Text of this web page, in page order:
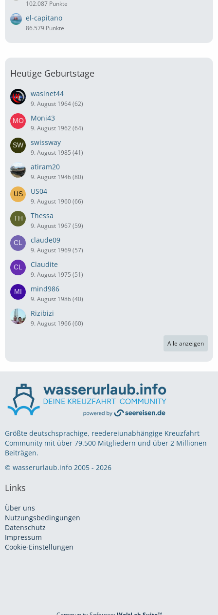
102.087 Punkte
el-capitano
86.579 Punkte
Heutige Geburtstage
wasinet44
9. August 1964 (62)
Moni43
9. August 1962 (64)
swissway
9. August 1985 (41)
atiram20
9. August 1946 (80)
US04
9. August 1960 (66)
Thessa
9. August 1967 (59)
claude09
9. August 1969 (57)
Claudite
9. August 1975 (51)
mind986
9. August 1986 (40)
Rizibizi
9. August 1966 (60)
Alle anzeigen
Größte deutschsprachige, reedereiunabhängige Kreuzfahrt
Community mit über 79.500 Mitgliedern und über 2 Millionen
Beiträgen.
© wasserurlaub.info 2005 - 2026
Links
Über uns
Nutzungsbedingungen
Datenschutz
Impressum
Cookie-Einstellungen